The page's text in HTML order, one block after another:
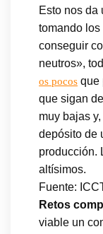
Esto nos da
tomando
conseguir
neutros»,
os pocos que
que sigan
muy bajas
depósito de
producción.
altísimos.
Fuente:
Retos
viable un